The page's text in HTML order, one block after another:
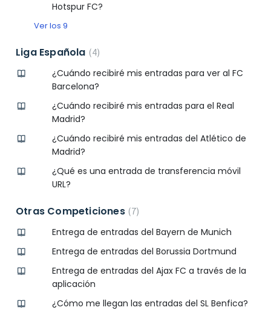
Hotspur FC?
Ver los 9
Liga Española 4
¿Cuándo recibiré mis entradas para ver al FC
Barcelona?
¿Cuándo recibiré mis entradas para el Real
Madrid?
¿Cuándo recibiré mis entradas del Atlético de
Madrid?
¿Qué es una entrada de transferencia móvil
URL?
Otras Competiciones 7
Entrega de entradas del Bayern de Munich
Entrega de entradas del Borussia Dortmund
Entrega de entradas del Ajax FC a través de la
aplicación
¿Cómo me llegan las entradas del SL Benfica?